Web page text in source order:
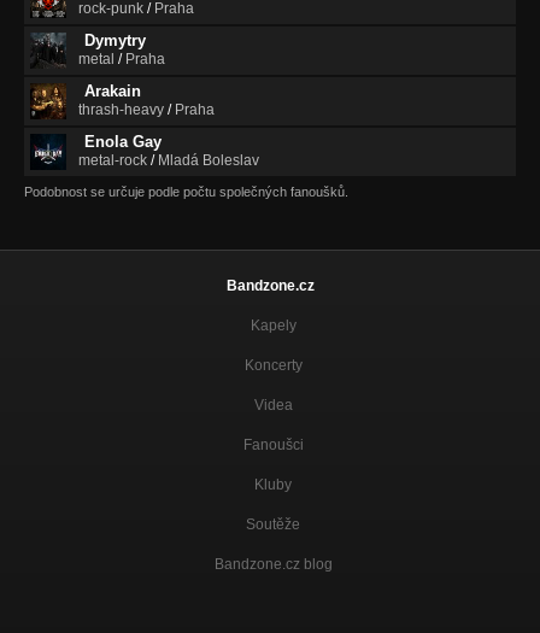
Vyhrávám
Smetiště Dějin
Kérovanej
Smetiště Dějin
DanGar Six
Smetiště Dějin
rock-punk / Praha
Dymytry
metal / Praha
Arakain
thrash-heavy / Praha
Enola Gay
metal-rock / Mladá Boleslav
Podobnost se určuje podle počtu společných fanoušků.
Bandzone.cz
Kapely
Koncerty
Videa
Fanoušci
Kluby
Soutěže
Bandzone.cz blog